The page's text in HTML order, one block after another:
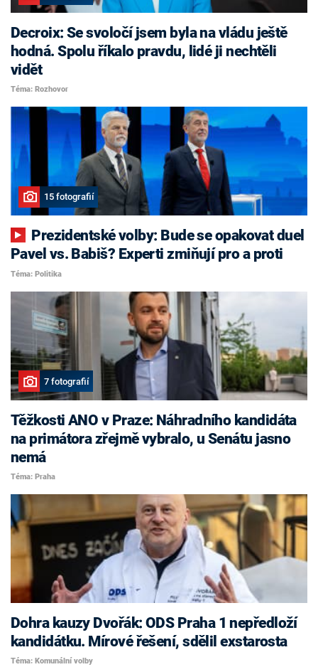
Decroix: Se svoločí jsem byla na vládu ještě
hodná. Spolu říkalo pravdu, lidé ji nechtěli
vidět
Téma: Rozhovor
15 fotografií
Pavel vs. Babiš? Experti zmiňují pro a proti
Téma: Politika
7 fotografií
Těžkosti ANO v Praze: Náhradního kandidáta
na primátora zřejmě vybralo, u Senátu jasno
nemá
Téma: Praha
Dohra kauzy Dvořák: ODS Praha 1 nepředloží
kandidátku. Mírové řešení, sdělil exstarosta
Téma: Komunální volby